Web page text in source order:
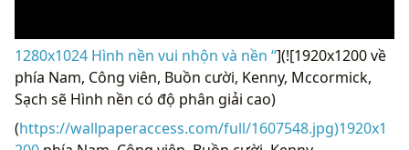
1280x1024 Hình nền vui nhộn và nền “](![1920x1200 về
phía Nam, Công viên, Buồn cười, Kenny, Mccormick,
Sạch sẽ Hình nền có độ phân giải cao)
(https://wallpaperaccess.com/full/1607548.jpg)1920x1